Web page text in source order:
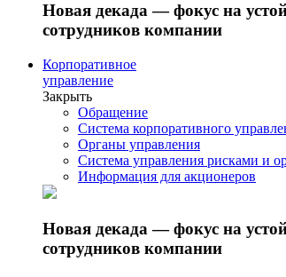
Новая декада — фокус на
сотрудников компании
Корпоративное
управление
Закрыть
Обращение
Система корпоративного
Органы управления
Система управления рисками и
Информация для акционеров
Новая декада — фокус на
сотрудников компании